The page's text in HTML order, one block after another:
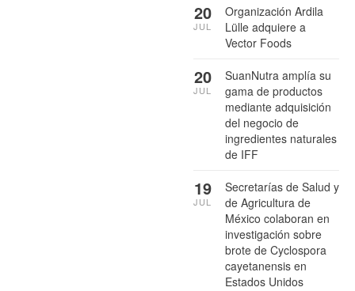
Organización Ardila
Lülle adquiere a
Vector Foods
20
JUL
SuanNutra amplía su
gama de productos
mediante adquisición
del negocio de
ingredientes naturales
de IFF
20
JUL
Secretarías de Salud y
de Agricultura de
México colaboran en
investigación sobre
brote de Cyclospora
cayetanensis en
Estados Unidos
19
JUL